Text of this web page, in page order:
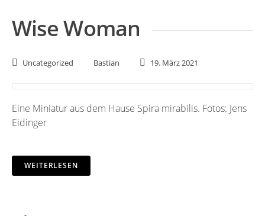
Wise Woman
Uncategorized Bastian 19. März 2021
Eine Miniatur aus dem Hause Spira mirabilis. Fotos: Jens
Eidinger
WEITERLESEN